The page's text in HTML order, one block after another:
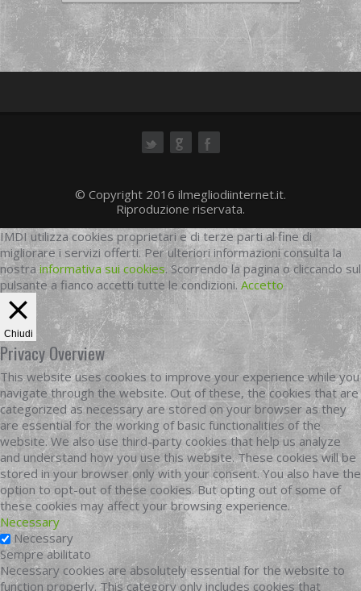
© Copyright 2016 ilmegliodiinternet.it.
Riproduzione riservata.
IMDI utilizza cookies proprietari e di terze parti al fine di
migliorare i servizi offerti. Per ulteriori informazioni consulta la
nostrainformativa sui cookies. Scorrendo la pagina o cliccando sul
pulsante a fianco accetti tutte le condizioni. Accetto
Chiudi
Privacy Overview
This website uses cookies to improve your experience while you
navigate through the website. Out of these, the cookies that are
categorized as necessary are stored on your browser as they
are essential for the working of basic functionalities of the
website. We also use third-party cookies that help us analyze
and understand how you use this website. These cookies will be
stored in your browser only with your consent. You also have the
option to opt-out of these cookies. But opting out of some of
these cookies may affect your browsing experience.
Necessary
Necessary
Sempre abilitato
Necessary cookies are absolutely essential for the website to
function properly. This category only includes cookies that